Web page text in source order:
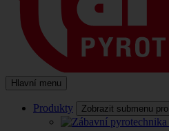
Hlavní menu
Produkty Zobrazit submenu